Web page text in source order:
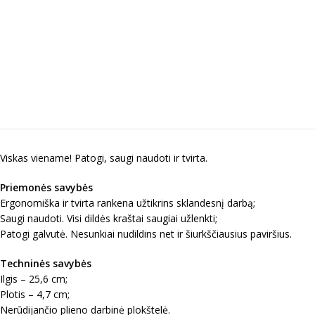
Viskas viename! Patogi, saugi naudoti ir tvirta.
Priemonės savybės
Ergonomiška ir tvirta rankena užtikrins sklandesnį darbą;
Saugi naudoti. Visi dildės kraštai saugiai užlenkti;
Patogi galvutė. Nesunkiai nudildins net ir šiurkščiausius paviršius.
Techninės savybės
Ilgis – 25,6 cm;
Plotis – 4,7 cm;
Nerūdijančio plieno darbinė plokštelė.